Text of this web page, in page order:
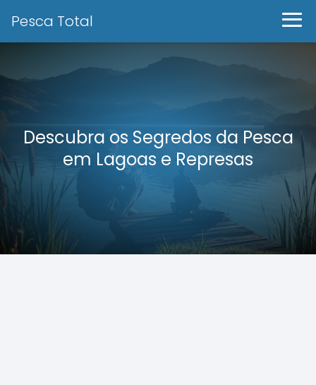
Pesca Total
Descubra os Segredos da Pesca
em Lagoas e Represas